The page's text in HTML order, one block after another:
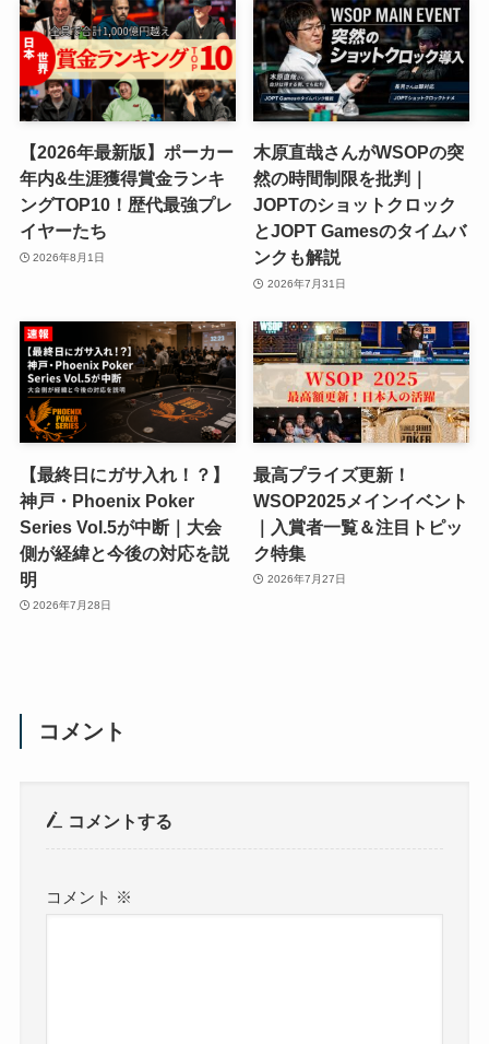
【2026年最新版】ポーカー
年内&生涯獲得賞金ランキ
ングTOP10！歴代最強プレ
イヤーたち
2026年8月1日
木原直哉さんがWSOPの突
然の時間制限を批判｜
JOPTのショットクロック
とJOPT Gamesのタイムバ
ンクも解説
2026年7月31日
【最終日にガサ入れ！？】
神戸・Phoenix Poker
Series Vol.5が中断｜大会
側が経緯と今後の対応を説
明
2026年7月28日
最高プライズ更新！
WSOP2025メインイベント
｜入賞者一覧＆注目トピッ
ク特集
2026年7月27日
コメント
コメントする
コメント ※